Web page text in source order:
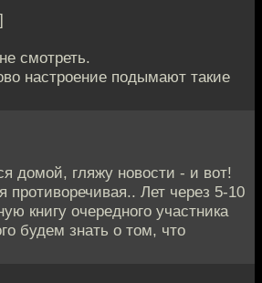
смотреть.
настроение подымают такие
домой, гляжу новости - и вот!
Лет через 5-10
книгу очередного участника
будем знать о том, что